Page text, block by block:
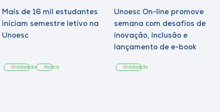
Mais de 16 mil estudantes
iniciam semestre letivo na
Unoesc
Graduação Notícia
Unoesc On-line promove
semana com desafios de
inovação, inclusão e
lançamento de e-book
Graduação